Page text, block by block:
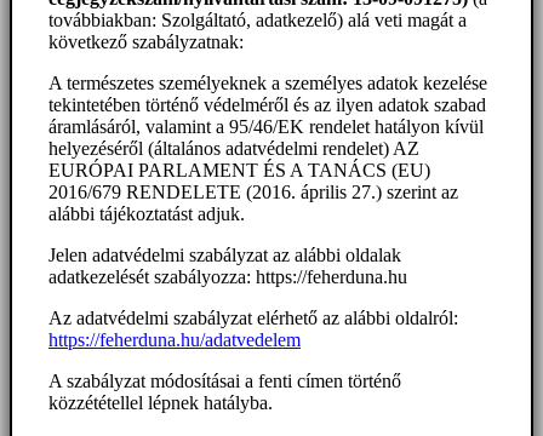
továbbiakban: Szolgáltató, adatkezelő) alá veti magát a
következő szabályzatnak:
A természetes személyeknek a személyes adatok kezelése
tekintetében történő védelméről és az ilyen adatok szabad
áramlásáról, valamint a 95/46/EK rendelet hatályon kívül
helyezéséről (általános adatvédelmi rendelet) AZ
EURÓPAI PARLAMENT ÉS A TANÁCS (EU)
2016/679 RENDELETE (2016. április 27.) szerint az
alábbi tájékoztatást adjuk.
Jelen adatvédelmi szabályzat az alábbi oldalak
adatkezelését szabályozza: https://feherduna.hu
Az adatvédelmi szabályzat elérhető az alábbi oldalról:
https://feherduna.hu/adatvedelem
A szabályzat módosításai a fenti címen történő
közzététellel lépnek hatályba.